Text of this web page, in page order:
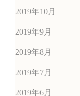
2019年10月
2019年9月
2019年8月
2019年7月
2019年6月